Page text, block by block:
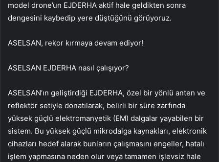
model drone’un EJDERHA aktif hale geldikten sonra
dengesini kaybedip yere düştüğünü görüyoruz.
ASELSAN, rekor kırmaya devam ediyor!
ASELSAN EJDERHA nasıl çalışıyor?
ASELSAN’ın geliştirdiği EJDERHA, özel bir yönlü anten ve
reflektör setiyle donatılarak, belirli bir süre zarfında
yüksek güçlü elektromanyetik (EM) dalgalar yayabilen bir
sistem. Bu yüksek güçlü mikrodalga kaynakları, elektronik
cihazları hedef alarak bunların çalışmasını engeller, hatalı
işlem yapmasına neden olur veya tamamen işlevsiz hale